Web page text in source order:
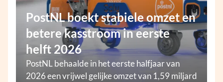
PostNL boekt stabiele omzet en
betere kasstroom in eerste
helft 2026
PostNL behaalde in het eerste halfjaar van
2026 een vrijwel gelijke omzet van 1,59 miljard